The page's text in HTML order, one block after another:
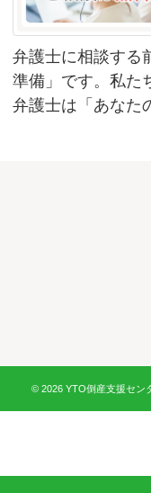
弁護士に相談する
準備」です。私た
弁護士は「あなた
© 2026 YTO倒産支援セン